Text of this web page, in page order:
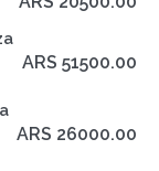
ARS 51500.00
ARS 26000.00